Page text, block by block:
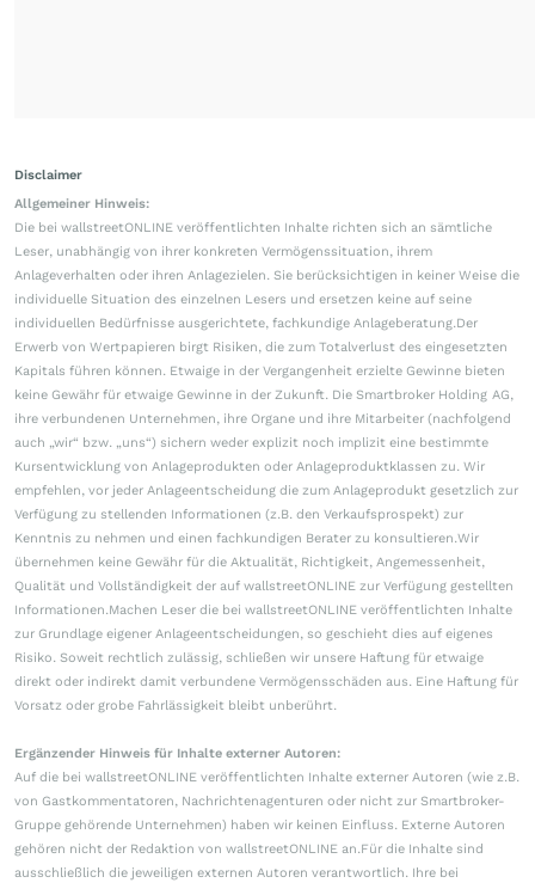
Disclaimer
Allgemeiner Hinweis:
Die bei wallstreetONLINE veröffentlichten Inhalte richten sich an sämtliche
Leser, unabhängig von ihrer konkreten Vermögenssituation, ihrem
Anlageverhalten oder ihren Anlagezielen. Sie berücksichtigen in keiner Weise die
individuelle Situation des einzelnen Lesers und ersetzen keine auf seine
individuellen Bedürfnisse ausgerichtete, fachkundige Anlageberatung.Der
Erwerb von Wertpapieren birgt Risiken, die zum Totalverlust des eingesetzten
Kapitals führen können. Etwaige in der Vergangenheit erzielte Gewinne bieten
keine Gewähr für etwaige Gewinne in der Zukunft. Die Smartbroker Holding AG,
ihre verbundenen Unternehmen, ihre Organe und ihre Mitarbeiter (nachfolgend
auch „wir“ bzw. „uns“) sichern weder explizit noch implizit eine bestimmte
Kursentwicklung von Anlageprodukten oder Anlageproduktklassen zu. Wir
empfehlen, vor jeder Anlageentscheidung die zum Anlageprodukt gesetzlich zur
Verfügung zu stellenden Informationen (z.B. den Verkaufsprospekt) zur
Kenntnis zu nehmen und einen fachkundigen Berater zu konsultieren.Wir
übernehmen keine Gewähr für die Aktualität, Richtigkeit, Angemessenheit,
Qualität und Vollständigkeit der auf wallstreetONLINE zur Verfügung gestellten
Informationen.Machen Leser die bei wallstreetONLINE veröffentlichten Inhalte
zur Grundlage eigener Anlageentscheidungen, so geschieht dies auf eigenes
Risiko. Soweit rechtlich zulässig, schließen wir unsere Haftung für etwaige
direkt oder indirekt damit verbundene Vermögensschäden aus. Eine Haftung für
Vorsatz oder grobe Fahrlässigkeit bleibt unberührt.
Ergänzender Hinweis für Inhalte externer Autoren:
Auf die bei wallstreetONLINE veröffentlichten Inhalte externer Autoren (wie z.B.
von Gastkommentatoren, Nachrichtenagenturen oder nicht zur Smartbroker-
Gruppe gehörende Unternehmen) haben wir keinen Einfluss. Externe Autoren
gehören nicht der Redaktion von wallstreetONLINE an.Für die Inhalte sind
ausschließlich die jeweiligen externen Autoren verantwortlich. Ihre bei